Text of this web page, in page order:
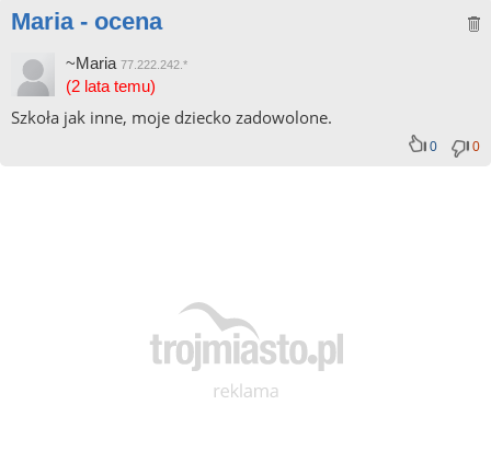
Maria - ocena
~Maria 77.222.242.*
(2 lata temu)
Szkoła jak inne, moje dziecko zadowolone.
0 0